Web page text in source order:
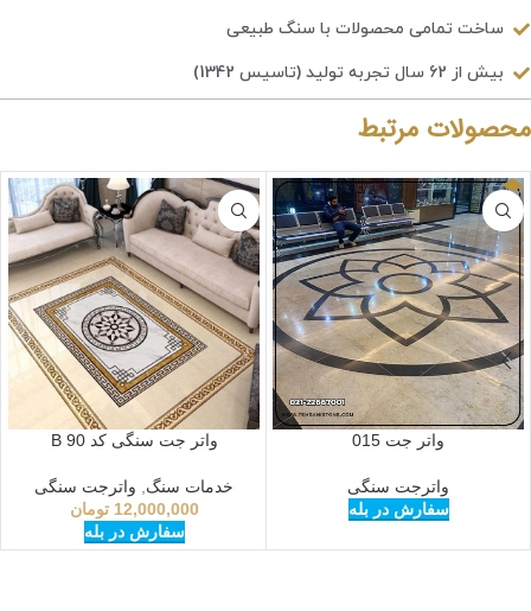
ساخت تمامی محصولات با سنگ طبیعی
بیش از 62 سال تجربه تولید (تاسیس 1342)
محصولات مرتبط
واتر جت 015
واترجت سنگی
سفارش در بله
واتر جت سنگی کد B 90
خدمات سنگ
واترجت سنگی
12,000,000 تومان
سفارش در بله